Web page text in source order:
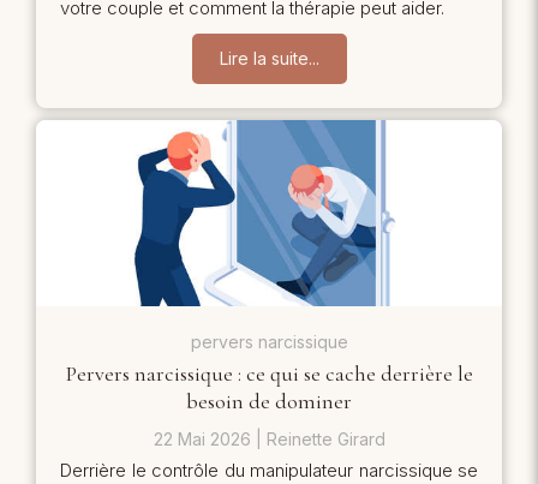
votre couple et comment la thérapie peut aider.
Lire la suite...
pervers narcissique
Pervers narcissique : ce qui se cache derrière le
besoin de dominer
22 Mai 2026 Reinette Girard
Derrière le contrôle du manipulateur narcissique se